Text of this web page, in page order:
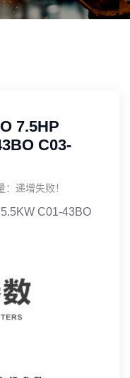
7.5HP
C03-
：递增失败！
C01-43BO